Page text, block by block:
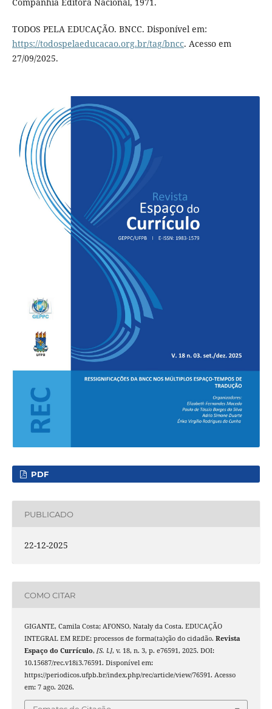
TODOS PELA EDUCAÇÃO. BNCC. Disponível em:
https://todospelaeducacao.org.br/tag/bncc. Acesso em
27/09/2025.
PDF
PUBLICADO
22-12-2025
COMO CITAR
GIGANTE, Camila Costa; AFONSO, Nataly da Costa. EDUCAÇÃO
INTEGRAL EM REDE: processos de forma(ta)ção do cidadão. Revista
Espaço do Currículo, [S. l.], v. 18, n. 3, p. e76591, 2025. DOI:
10.15687/rec.v18i3.76591. Disponível em:
https://periodicos.ufpb.br/index.php/rec/article/view/76591. Acesso
em: 7 ago. 2026.